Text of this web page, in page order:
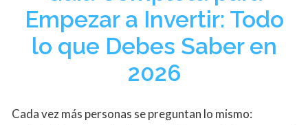
Empezar a Invertir: Todo
lo que Debes Saber en
2026
Cada vez más personas se preguntan lo mismo: